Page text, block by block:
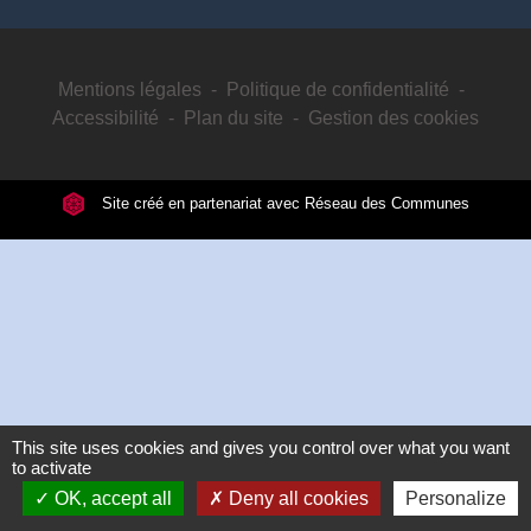
Mentions légales - Politique de confidentialité -
Accessibilité - Plan du site - Gestion des cookies
Site créé en partenariat avec Réseau des Communes
This site uses cookies and gives you control over what you want
to activate
OK, accept all
Deny all cookies Personalize